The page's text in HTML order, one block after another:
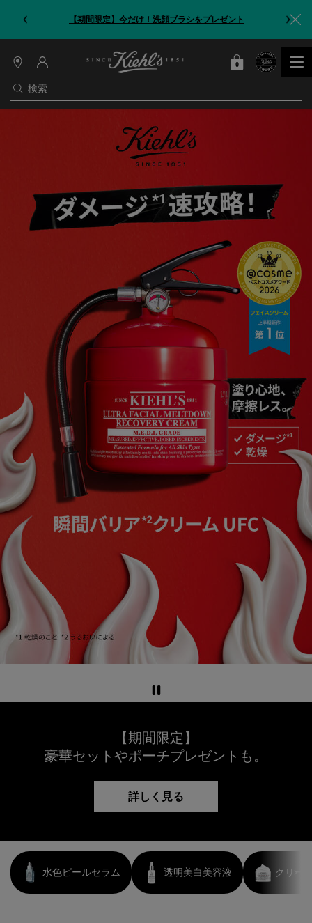
【期間限定】今だけ！洗顔ブラシをプレゼント
検索
店
情
報
キー
カート
0
0 カート内の製品
【期間限定】
豪華セットやポーチプレゼントも。
詳しく見る
水色ピールセラム 透明美白美容液 クリー